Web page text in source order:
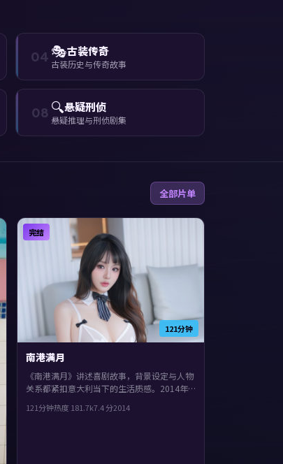
04 🎭古装传奇
古装历史与传奇故事
08 🔍悬疑刑侦
悬疑推理与刑侦剧集
全部片单
121分钟
完结
南港满月
《南港满月》讲述喜剧故事，背景设定与人物
关系都紧扣意大利当下的生活质感。2014年
衔。结局留白，给观众回味与讨论空间，片尾
121分钟热度 181.7k7.4分2014